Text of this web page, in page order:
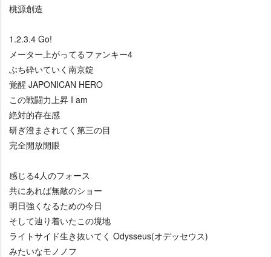
桃源創造
1.2.3.4 Go!
メーター上がってるファンキー4
ぶち砕いていく南京錠
覚醒 JAPONICAN HERO
この戦闘力上昇 I am
絶対的存在感
研ぎ澄まされてく第三の目
完全開放開眼
感じる4人のフォース
共にあれば無敵のショー
明日強くなるための今日
そして辿り着いたこの境地
ライトサイド生き抜いてく Odysseus(オデッセウス)
みたいなモノノフ